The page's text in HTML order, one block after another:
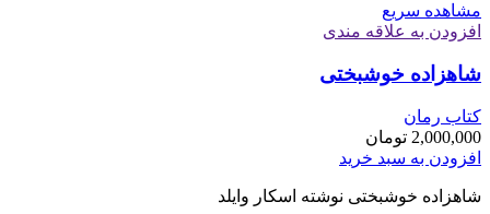
مشاهده سریع
افزودن به علاقه مندی
شاهزاده خوشبختی
کتاب رمان
2,000,000 تومان
افزودن به سبد خرید
شاهزاده خوشبختی نوشته اسکار وایلد